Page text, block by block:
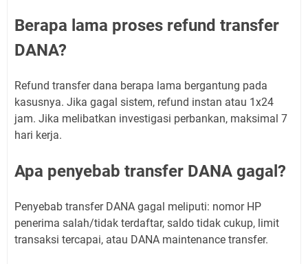
Berapa lama proses refund transfer
DANA?
Refund transfer dana berapa lama bergantung pada
kasusnya. Jika gagal sistem, refund instan atau 1x24
jam. Jika melibatkan investigasi perbankan, maksimal 7
hari kerja.
Apa penyebab transfer DANA gagal?
Penyebab transfer DANA gagal meliputi: nomor HP
penerima salah/tidak terdaftar, saldo tidak cukup, limit
transaksi tercapai, atau DANA maintenance transfer.